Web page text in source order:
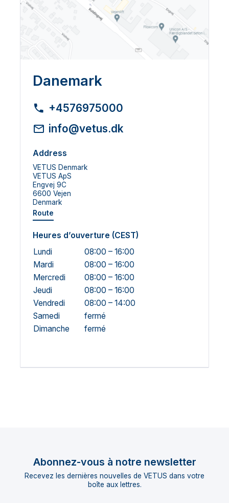
Danemark
+4576975000
info@vetus.dk
Address
VETUS Denmark
VETUS ApS
Engvej 9C
6600 Vejen
Denmark
Route
Heures d’ouverture (CEST)
Lundi
08:00 – 16:00
Mardi
08:00 – 16:00
Mercredi
08:00 – 16:00
Jeudi
08:00 – 16:00
Vendredi
08:00 – 14:00
Samedi
fermé
Dimanche
fermé
Abonnez-vous à notre newsletter
Recevez les dernières nouvelles de VETUS dans votre
boîte aux lettres.